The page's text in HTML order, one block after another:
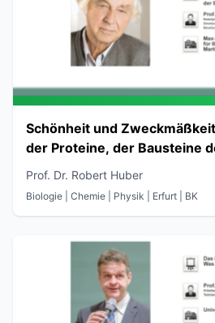
Schönheit und
der Proteine, der Bausteine
Prof. Dr. Robert Huber
Biologie | Chemie | Physik | Erfurt | BK